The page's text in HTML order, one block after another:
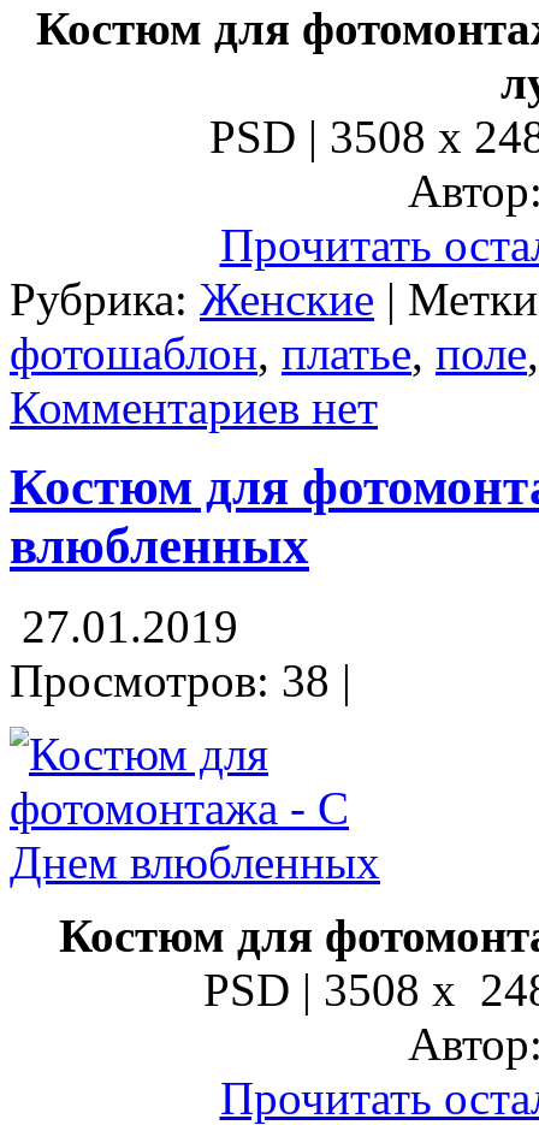
Костюм для
PSD | 3508 x
Прочитать
Рубрика: Женские |
фотошаблон, платье, поле
Комментариев нет
Костюм для
влюбленных
27.01.2019
Просмотров: 38 |
Костюм для
PSD | 3508 x
Прочитать